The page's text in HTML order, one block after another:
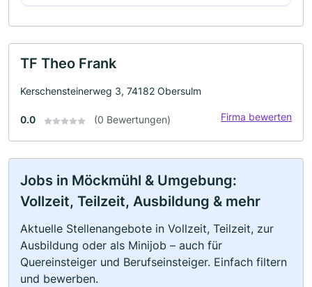
TF Theo Frank
Kerschensteinerweg 3, 74182 Obersulm
0.0 (0 Bewertungen) Firma bewerten
Jobs in Möckmühl & Umgebung:
Vollzeit, Teilzeit, Ausbildung & mehr
Aktuelle Stellenangebote in Vollzeit, Teilzeit, zur
Ausbildung oder als Minijob – auch für
Quereinsteiger und Berufseinsteiger. Einfach filtern
und bewerben.